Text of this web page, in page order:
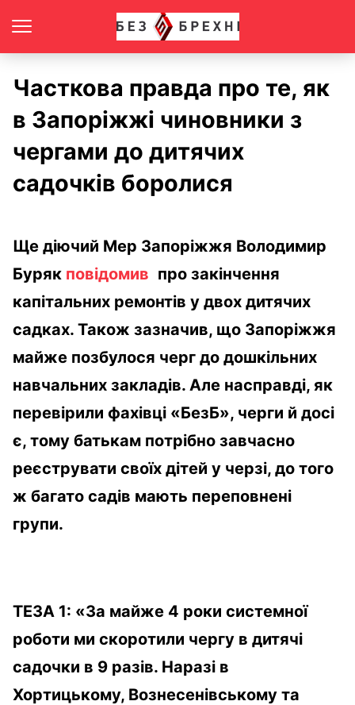
Часткова правда про те, як
в Запоріжжі чиновники з
чергами до дитячих
садочків боролися
Ще діючий Мер Запоріжжя Володимир
Буряк повідомив про закінчення
капітальних ремонтів у двох дитячих
садках. Також зазначив, що Запоріжжя
майже позбулося черг до дошкільних
навчальних закладів. Але насправді, як
перевірили фахівці «БезБ», черги й досі
є, тому батькам потрібно завчасно
реєструвати своїх дітей у черзі, до того
ж багато садів мають переповнені
групи.
ТЕЗА 1: «За майже 4 роки системної
роботи ми скоротили чергу в дитячі
садочки в 9 разів. Наразі в
Хортицькому, Вознесенівському та